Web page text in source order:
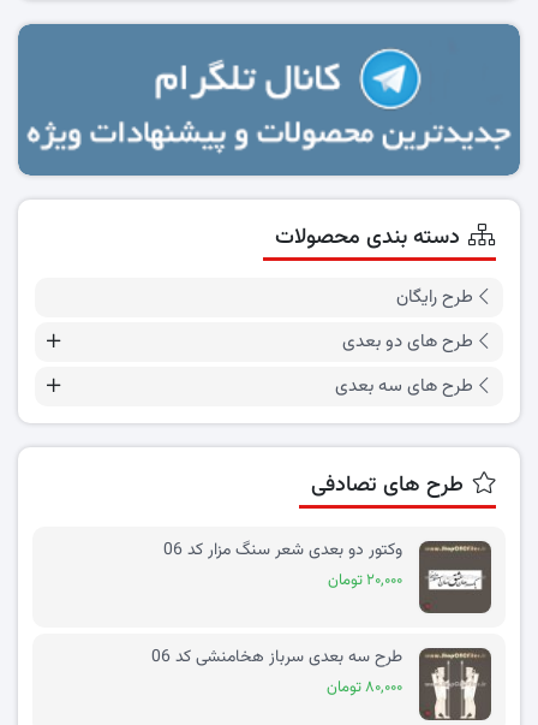
دسته بندی محصولات
طرح رایگان
طرح های دو بعدی
طرح های سه بعدی
طرح های تصادفی
وکتور دو بعدی شعر سنگ مزار کد 06
۲۰,۰۰۰ تومان
طرح سه بعدی سرباز هخامنشی کد 06
۸۰,۰۰۰ تومان